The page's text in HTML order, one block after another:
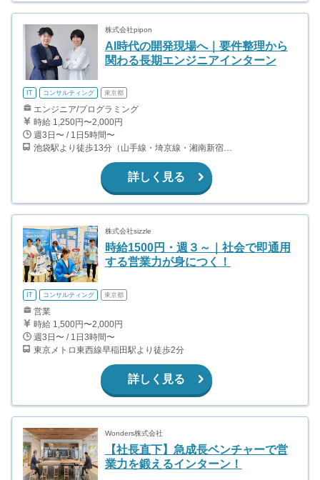
株式会社pipon
AI時代の開発現場へ｜要件整理から
関わる長期エンジニアインターン
IT コンサルティング 東京都
エンジニア/プログラミング
時給 1,250円〜2,000円
週3日〜 / 1日5時間〜
池袋駅より徒歩13分（山手線・埼京線・湘南新宿ライン・東武鉄道 ・西武鉄道・東京メトロ）
詳しく見る
株式会社sizzle
時給1500円・週３～｜社会で即通用
する営業力が身につく！
IT コンサルティング 東京都
営業
時給 1,500円〜2,000円
週3日〜 / 1日3時間〜
東京メトロ東西線早稲田駅より徒歩2分
詳しく見る
Wonders株式会社
【社長直下】急成長ベンチャーで営
業力を鍛えるインターン！